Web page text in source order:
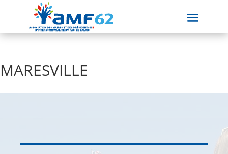
MARESVILLE